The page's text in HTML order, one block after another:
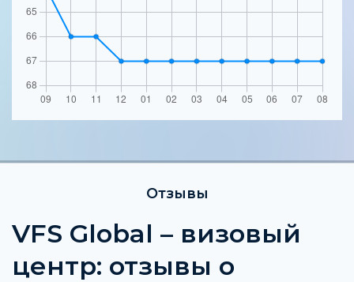
Отзывы
VFS Global – визовый
центр: отзывы о